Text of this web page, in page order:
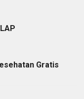
Gratis